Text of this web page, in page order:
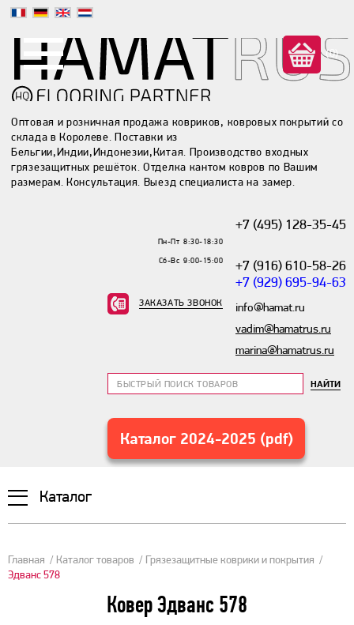
Оптовая и розничная продажа ковриков, ковровых покрытий со
склада в Королеве. Поставки из
Бельгии,Индии,Индонезии,Китая. Производство входных
грязезащитных решёток. Отделка кантом ковров по Вашим
размерам. Консультация. Выезд специалиста на замер.
(0)
+7 (495) 128-35-45
+7 (916) 610-58-26
+7 (929) 695-94-63
info@hamat.ru
vadim@hamatrus.ru
marina@hamatrus.ru
Пн-Пт 8:30-18:30
Сб-Вс 9:00-15:00
ЗАКАЗАТЬ ЗВОНОК
НАЙТИ
Каталог 2024-2025 (pdf)
Каталог
Главная Каталог товаров
Грязезащитные коврики и покрытия
Эдванс 578
Ковер Эдванс 578